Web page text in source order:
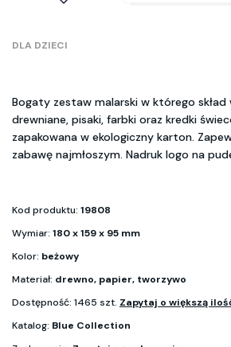
DLA DZIECI
Bogaty zestaw malarski w którego skład
drewniane, pisaki, farbki oraz kredki
zapakowana w ekologiczny karton.
zabawę najmłoszym. Nadruk logo na
Kod produktu: 19808
Wymiar: 180 x 159 x 95 mm
Kolor: beżowy
Materiał: drewno, papier, tworzywo
Dostępność: 1465 szt. Zapytaj o większą
Katalog: Blue Collection